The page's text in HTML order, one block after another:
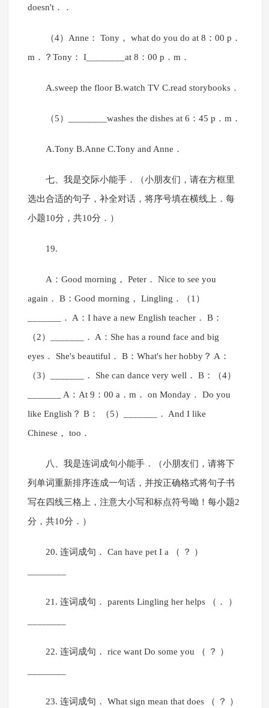
doesn't．．
（4）Anne： Tony， what do you do at 8：00 p．
m．？Tony： I________at 8：00 p．m．
A.sweep the floor B.watch TV C.read storybooks．
（5）________washes the dishes at 6：45 p．m．
A.Tony B.Anne C.Tony and Anne．
七、我是交际小能手．（小朋友们，请在方框里
选出合适的句子，补全对话，将序号填在横线上．每
小题10分，共10分．）
19.
A：Good morning， Peter． Nice to see you
again． B：Good morning， Lingling．（1）
_______． A：I have a new English teacher． B：
（2）_______． A：She has a round face and big
eyes． She's beautiful． B：What's her hobby？ A：
（3）_______． She can dance very well． B：（4）
_______ A：At 9：00 a．m． on Monday． Do you
like English？ B： （5）_______． And I like
Chinese， too．
八、我是连词成句小能手．（小朋友们，请将下
列单词重新排序连成一句话，并按正确格式将句子书
写在四线三格上，注意大小写和标点符号呦！每小题2
分，共10分．）
20. 连词成句． Can have pet I a （ ？ ）
21. 连词成句． parents Lingling her helps （． ）
22. 连词成句． rice want Do some you （ ？ ）
23. 连词成句． What sign mean that does （ ？ ）